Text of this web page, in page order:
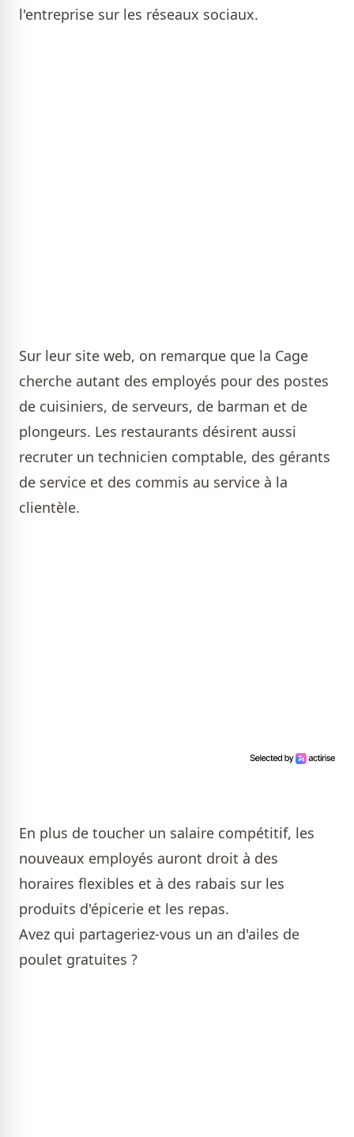
l'entreprise sur les réseaux sociaux.
Sur leur site web, on remarque que la Cage
cherche autant des employés pour des postes
de cuisiniers, de serveurs, de barman et de
plongeurs. Les restaurants désirent aussi
recruter un technicien comptable, des gérants
de service et des commis au service à la
clientèle.
En plus de toucher un salaire compétitif, les
nouveaux employés auront droit à des
horaires flexibles et à des rabais sur les
produits d'épicerie et les repas.
Avez qui partageriez-vous un an d'ailes de
poulet gratuites ?